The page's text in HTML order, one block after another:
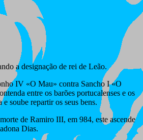
a designação de rei de Leão.
IV «O Mau» contra Sancho I «O
entre os barões portucalenses e os
soube repartir os seus bens.
de Ramiro III, em 984, este ascende
Dias.